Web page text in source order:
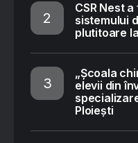
CSR Nest
sistemului
plutitoare
„Școala
elevii din
Ploiești